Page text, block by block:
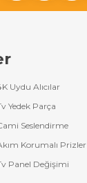
Uydu Alıcılar
Yedek Parça
Seslendirme
Korumalı Prizler
Panel Değişimi